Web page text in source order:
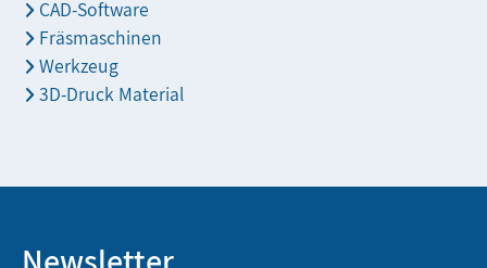
CAD-Software
Fräsmaschinen
Werkzeug
3D-Druck Material